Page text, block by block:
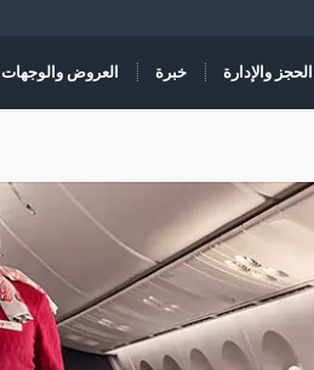
الحجز والإدارة خبرة العروض والوجهات